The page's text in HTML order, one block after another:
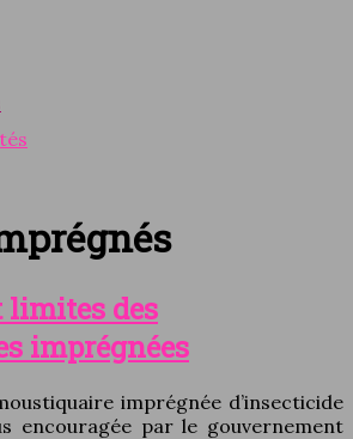
limites des
imprégnées
imprégnée d’insecticide
encouragée par le gouvernement